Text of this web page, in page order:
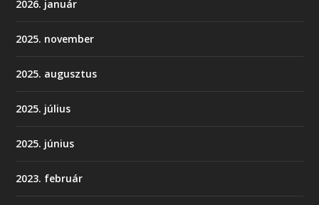
2026. január
2025. november
2025. augusztus
2025. július
2025. június
2023. február